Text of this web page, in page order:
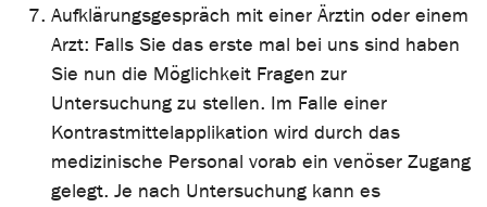
Aufklärungsgespräch mit einer Ärztin oder einem
Arzt: Falls Sie das erste mal bei uns sind haben
Sie nun die Möglichkeit Fragen zur
Untersuchung zu stellen. Im Falle einer
Kontrastmittelapplikation wird durch das
medizinische Personal vorab ein venöser Zugang
gelegt. Je nach Untersuchung kann es